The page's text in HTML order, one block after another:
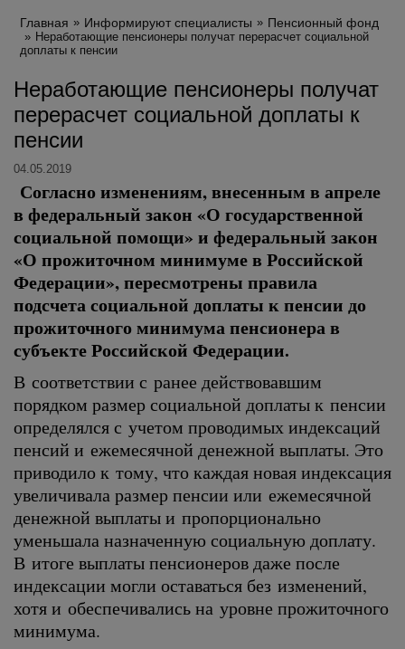
Главная Информируют специалисты Пенсионный фонд
Неработающие пенсионеры получат перерасчет социальной
доплаты к пенсии
Неработающие пенсионеры получат
перерасчет социальной доплаты к
пенсии
04.05.2019
Согласно изменениям, внесенным в апреле
в федеральный закон «О государственной
социальной помощи» и федеральный закон
«О прожиточном минимуме в Российской
Федерации», пересмотрены правила
подсчета социальной доплаты к пенсии до
прожиточного минимума пенсионера в
субъекте Российской Федерации.
В соответствии с ранее действовавшим
порядком размер социальной доплаты к пенсии
определялся с учетом проводимых индексаций
пенсий и ежемесячной денежной выплаты. Это
приводило к тому, что каждая новая индексация
увеличивала размер пенсии или ежемесячной
денежной выплаты и пропорционально
уменьшала назначенную социальную доплату.
В итоге выплаты пенсионеров даже после
индексации могли оставаться без изменений,
хотя и обеспечивались на уровне прожиточного
минимума.